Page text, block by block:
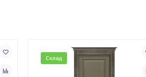
Склад